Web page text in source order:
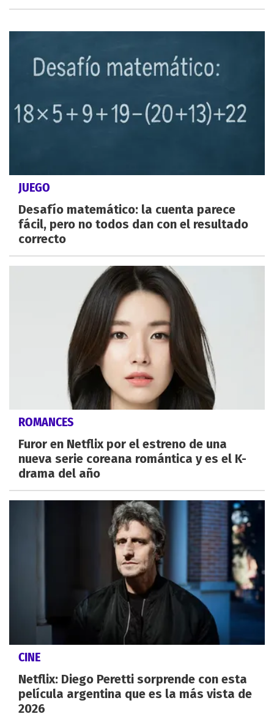
JUEGO
Desafío matemático: la cuenta parece
fácil, pero no todos dan con el resultado
correcto
ROMANCES
Furor en Netflix por el estreno de una
nueva serie coreana romántica y es el K-
drama del año
CINE
Netflix: Diego Peretti sorprende con esta
película argentina que es la más vista de
2026